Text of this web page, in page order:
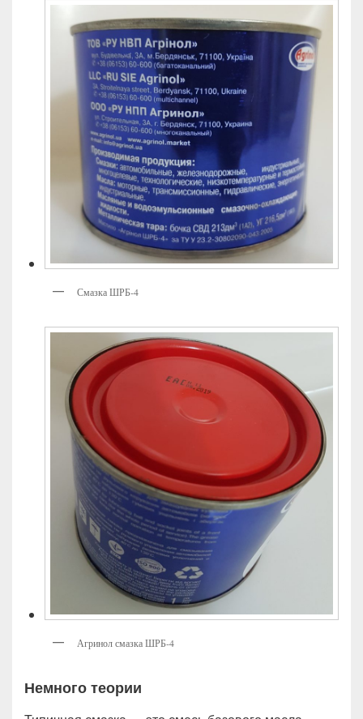
Смазка ШРБ-4
Агринол смазка ШРБ-4
Немного теории